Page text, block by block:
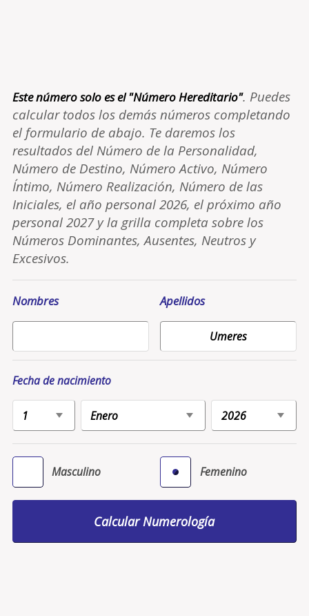
Este número solo es el "Número Hereditario". Puedes
calcular todos los demás números completando
el formulario de abajo. Te daremos los
resultados del Número de la Personalidad,
Número de Destino, Número Activo, Número
Íntimo, Número Realización, Número de las
Iniciales, el año personal 2026, el próximo año
personal 2027 y la grilla completa sobre los
Números Dominantes, Ausentes, Neutros y
Excesivos.
Nombres Apellidos
Fecha de nacimiento
Masculino Femenino